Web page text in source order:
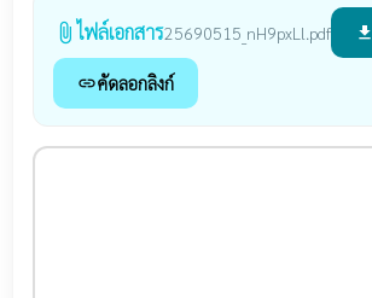
attach_file ไฟล์เอกสาร25690515_nH9pxLl.pdf file_download
linkคัดลอกลิงก์